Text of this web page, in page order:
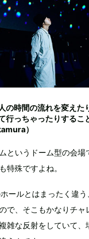
の時間の流れを変えた
行っちゃったりするこ
）
というドーム型の会場
特殊ですよね。
ホールとはまったく違
で、そこもかなりチャ
雑な反射をしていて、